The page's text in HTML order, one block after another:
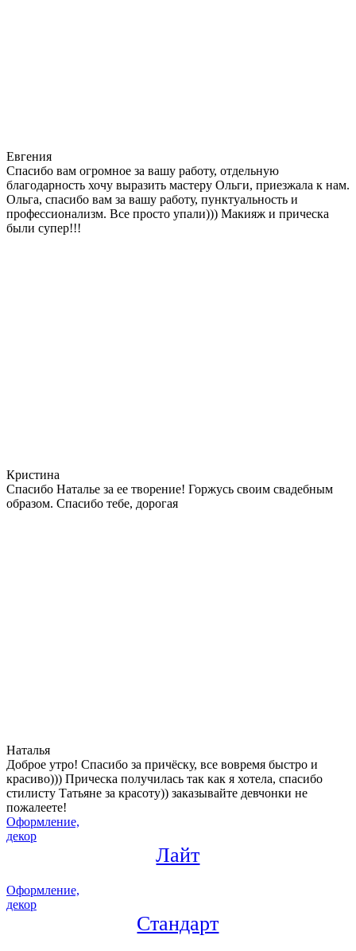
Евгения
Cпасибо вам огромное за вашу работу, отдельную
благодарность хочу выразить мастеру Ольги, приезжала к нам.
Ольга, спасибо вам за вашу работу, пунктуальность и
профессионализм. Все просто упали))) Макияж и прическа
были супер!!!
Кристина
Спасибо Наталье за ее творение! Горжусь своим свадебным
образом. Спасибо тебе, дорогая
Наталья
Доброе утро! Спасибо за причёску, все вовремя быстро и
красиво))) Прическа получилась так как я хотела, спасибо
стилисту Татьяне за красоту)) заказывайте девчонки не
пожалеете!
Оформление,
декор
Лайт
Оформление,
декор
Стандарт